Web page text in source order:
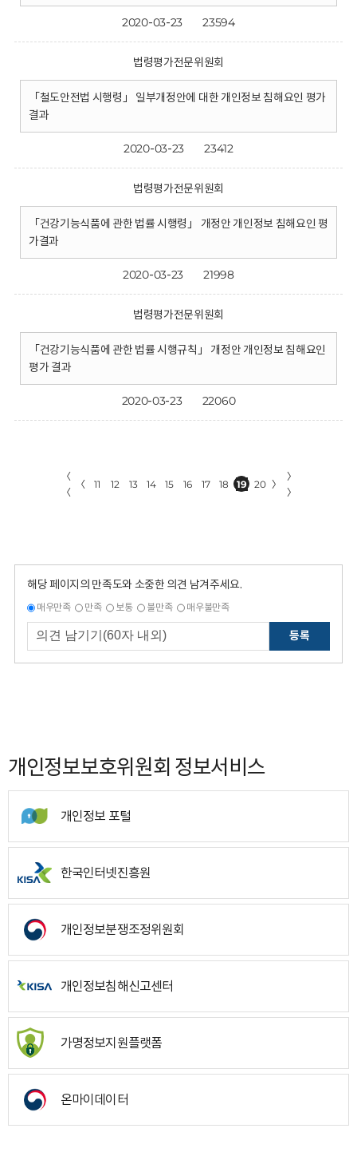
2020-03-23 23594
법령평가전문위원회
「철도안전법 시행령」 일부개정안에 대한 개인정보 침해요인 평가
결과
2020-03-23 23412
법령평가전문위원회
「건강기능식품에 관한 법률 시행령」 개정안 개인정보 침해요인 평
가결과
2020-03-23 21998
법령평가전문위원회
「건강기능식품에 관한 법률 시행규칙」 개정안 개인정보 침해요인
평가 결과
2020-03-23 22060
〈
〈
〈 11 12 13 14 15 16 17 18 19 20 〉
〉
〉
해당 페이지의 만족도와 소중한 의견 남겨주세요.
매우만족 만족 보통 불만족 매우불만족
등록
개인정보보호위원회 정보서비스
개인정보 포털
한국인터넷진흥원
개인정보분쟁조정위원회
개인정보침해신고센터
가명정보지원플랫폼
온마이데이터